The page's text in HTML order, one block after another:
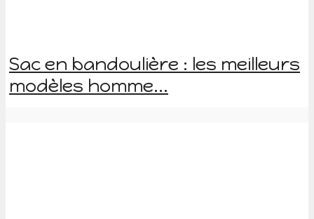
Sac en bandoulière : les meilleurs
modèles homme...